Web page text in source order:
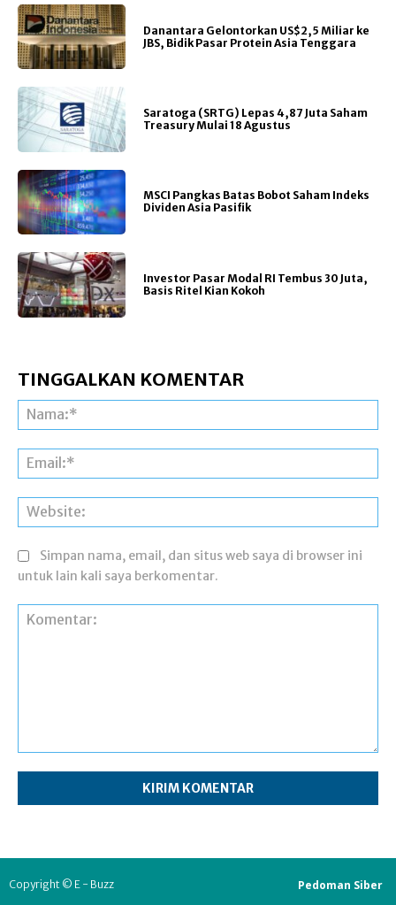
Danantara Gelontorkan US$2,5 Miliar ke
JBS, Bidik Pasar Protein Asia Tenggara
Saratoga (SRTG) Lepas 4,87 Juta Saham
Treasury Mulai 18 Agustus
MSCI Pangkas Batas Bobot Saham Indeks
Dividen Asia Pasifik
Investor Pasar Modal RI Tembus 30 Juta,
Basis Ritel Kian Kokoh
TINGGALKAN KOMENTAR
Simpan nama, email, dan situs web saya di browser ini
untuk lain kali saya berkomentar.
Copyright © E - Buzz Pedoman Siber